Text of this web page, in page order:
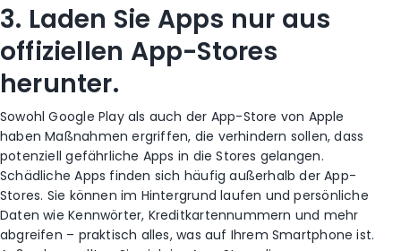
3. Laden Sie Apps nur aus
offiziellen App-Stores
herunter.
Sowohl Google Play als auch der App-Store von Apple
haben Maßnahmen ergriffen, die verhindern sollen, dass
potenziell gefährliche Apps in die Stores gelangen.
Schädliche Apps finden sich häufig außerhalb der App-
Stores. Sie können im Hintergrund laufen und persönliche
Daten wie Kennwörter, Kreditkartennummern und mehr
abgreifen – praktisch alles, was auf Ihrem Smartphone ist.